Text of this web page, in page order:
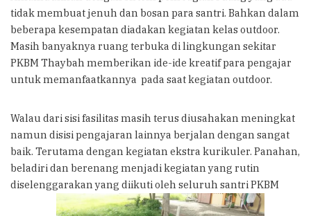
tidak membuat jenuh dan bosan para santri. Bahkan dalam
beberapa kesempatan diadakan kegiatan kelas outdoor.
Masih banyaknya ruang terbuka di lingkungan sekitar
PKBM Thaybah memberikan ide-ide kreatif para pengajar
untuk memanfaatkannya pada saat kegiatan outdoor.
Walau dari sisi fasilitas masih terus diusahakan meningkat
namun disisi pengajaran lainnya berjalan dengan sangat
baik. Terutama dengan kegiatan ekstra kurikuler. Panahan,
beladiri dan berenang menjadi kegiatan yang rutin
diselenggarakan yang diikuti oleh seluruh santri PKBM